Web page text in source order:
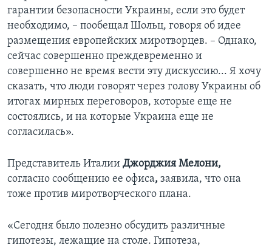
гарантии безопасности Украины, если это будет
необходимо, – пообещал Шольц, говоря об идее
размещения европейских миротворцев. – Однако,
сейчас совершенно преждевременно и
совершенно не время вести эту дискуссию... Я хочу
сказать, что люди говорят через голову Украины об
итогах мирных переговоров, которые еще не
состоялись, и на которые Украина еще не
согласилась».
Представитель Италии Джорджия Мелони,
согласно сообщению ее офиса, заявила, что она
тоже против миротворческого плана.
«Сегодня было полезно обсудить различные
гипотезы, лежащие на столе. Гипотеза,